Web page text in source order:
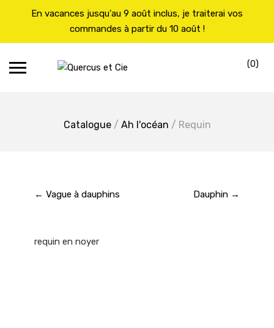
En vacances jusqu'au 9 août inclus, je traiterai vos
commandes à partir du 10 août !
(0)
Catalogue/ Ah l'océan / Requin
← Vague à dauphins Dauphin →
requin en noyer